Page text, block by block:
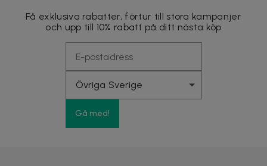
Få exklusiva rabatter, förtur till stora kampanjer
och upp till 10% rabatt på ditt nästa köp
Gå med!